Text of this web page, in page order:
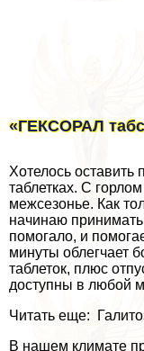
«ГЕКСОРАЛ
Хотелось оставить
таблетках. С
межсезонье. Как
начинаю
помогало, и
минуты облегчает
таблеток, плюс
доступны в любой
Читать еще:
В нашем климате